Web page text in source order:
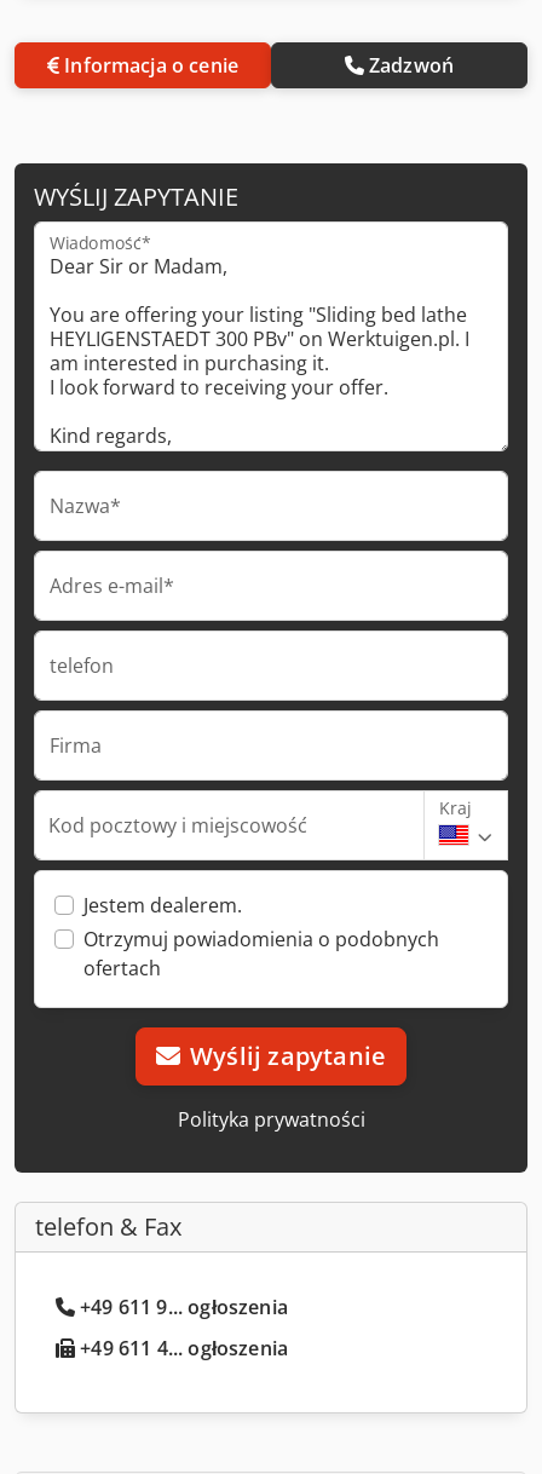
Informacja o cenie Zadzwoń
WYŚLIJ ZAPYTANIE
Wiadomość*
Nazwa*
Adres e-mail*
telefon
Firma
Kod pocztowy i miejscowość
Kraj
Jestem dealerem.
Otrzymuj powiadomienia o podobnych
ofertach
Wyślij zapytanie
Polityka prywatności
telefon & Fax
+49 611 9... ogłoszenia
+49 611 4... ogłoszenia